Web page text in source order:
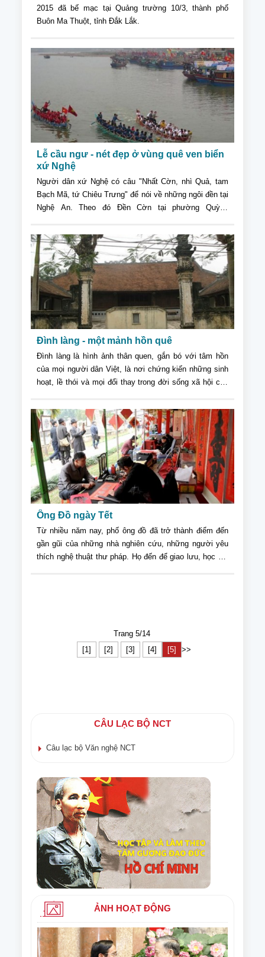
2015 đã bế mạc tại Quảng trường 10/3, thành phố
Buôn Ma Thuột, tỉnh Đắk Lắk.
Lễ cầu ngư - nét đẹp ở vùng quê ven biển
xứ Nghệ
Người dân xứ Nghệ có câu "Nhất Cờn, nhì Quả, tam
Bạch Mã, tứ Chiêu Trưng" để nói về những ngôi đền tại
Nghệ An. Theo đó Đền Cờn tại phường Quỳnh
thứ nhất bởi vẻ đẹp và tính linh thiêng từ bao đời nay.
Đình làng - một mảnh hồn quê
Đình làng là hình ảnh thân quen, gắn bó với tâm hồn
của mọi người dân Việt, là nơi chứng kiến những sinh
hoạt, lề thói và mọi đổi thay trong đời sống xã hội của
Ông Đồ ngày Tết
Từ nhiều năm nay, phố ông đồ đã trở thành điểm đến
gần gũi của những nhà nghiên cứu, những người yêu
thích nghệ thuật thư pháp. Họ đến để giao lưu, học hỏi
Trang 5/14
[1]
[2] [3] [4] [5] >>
CÂU LẠC BỘ NCT
Câu lạc bộ Văn nghệ NCT
ẢNH HOẠT ĐỘNG